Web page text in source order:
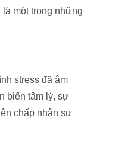
một trong những
stress đã âm
biến tâm lý, sự
chấp nhận sự